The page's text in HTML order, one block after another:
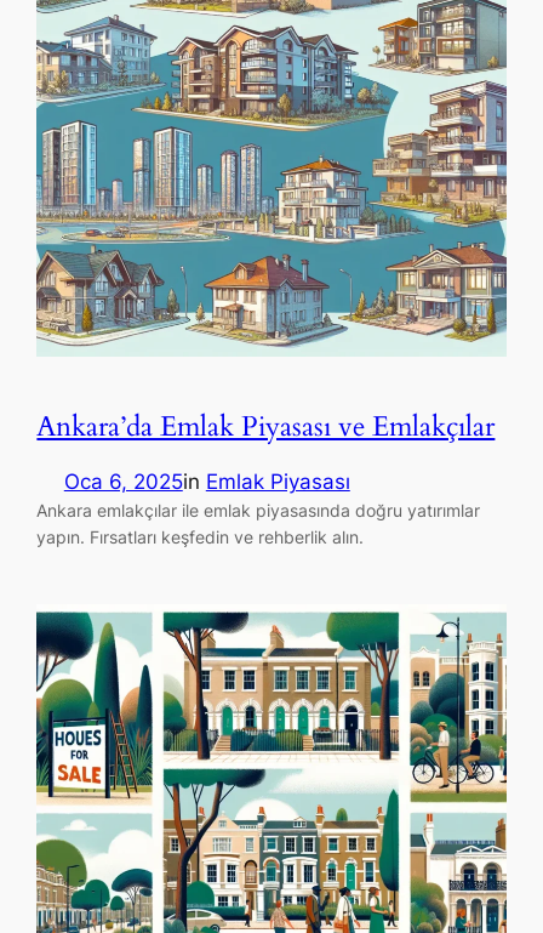
Ankara’da Emlak Piyasası ve Emlakçılar
Oca 6, 2025in Emlak Piyasası
Ankara emlakçılar ile emlak piyasasında doğru yatırımlar
yapın. Fırsatları keşfedin ve rehberlik alın.